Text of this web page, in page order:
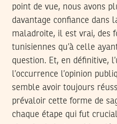
point de vue, nous avons
davantage confiance dans
maladroite, il est vrai, des
tunisiennes qu’à celle
question. Et, en définitive,
l’occurrence l’opinion
semble avoir toujours
prévaloir cette forme de
chaque étape qui fut